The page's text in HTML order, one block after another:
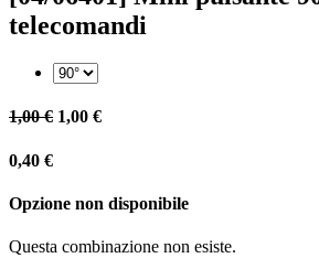
telecomandi
1,00€ 1,00 €
0,40 €
Opzione non disponibile
Questa combinazione non esiste.